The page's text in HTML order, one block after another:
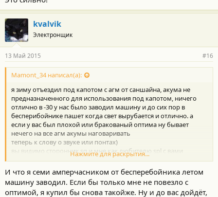
kvalvik
Электронщик
13 Май 2015 #16
Mamont_34 написал(а):
я зиму отъездил под капотом с агм от саншайна, акума не
предназначенного для использования под капотом, ничего
отлично в -30 у нас было заводил машину и до сих пор в
бесперибойнике пашет когда свет вырубается и отлично. а
если у вас был плохой или бракованый оптима ну бывает
нечего на все агм акумы наговаривать
теперь к слову о звуке или понтах)
вы видимо сторонник sq и мне как любителю spl с вами
спорить и что то доказывать вообще нет смысла
Нажмите для раскрытия...
И что я семи амперчасником от бесперебойника летом
машину заводил. Если бы только мне не повезло с
оптимой, я купил бы снова такойже. Ну и до вас дойдёт,